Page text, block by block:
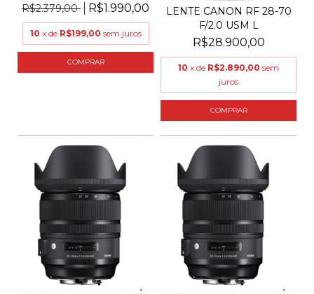
R$2.379,00
R$1.990,00
10 x de R$199,00 sem juros
LENTE CANON RF 28-70
F/2.0 USM L
R$28.900,00
10 x de R$2.890,00 sem
juros